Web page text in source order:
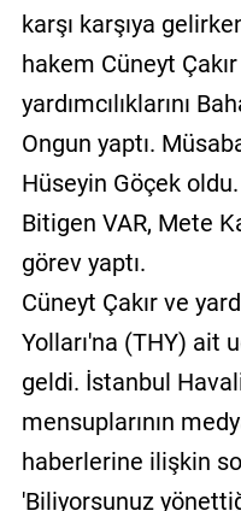
karşı karşıya
hakem Cüneyt
yardımcılıklarını
Ongun yaptı.
Hüseyin Göçek
Bitigen VAR, Mete
görev yaptı.
Cüneyt Çakır ve
Yolları'na (THY) ait
geldi. İstanbul
mensuplarının
haberlerine ilişkin
'Biliyorsunuz